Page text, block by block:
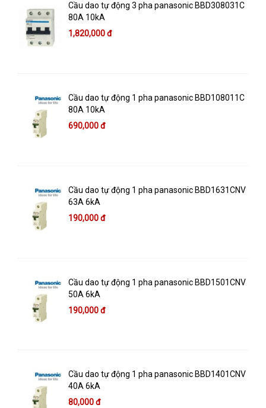
Cầu dao tự động 3 pha panasonic BBD308031C
80A 10kA
1,820,000 đ
Cầu dao tự động 1 pha panasonic BBD108011C
80A 10kA
690,000 đ
Cầu dao tự động 1 pha panasonic BBD1631CNV
63A 6kA
190,000 đ
Cầu dao tự động 1 pha panasonic BBD1501CNV
50A 6kA
190,000 đ
Cầu dao tự động 1 pha panasonic BBD1401CNV
40A 6kA
80,000 đ